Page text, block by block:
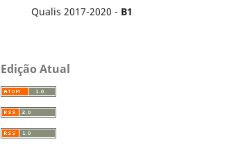
Qualis 2017-2020 - B1
Edição Atual